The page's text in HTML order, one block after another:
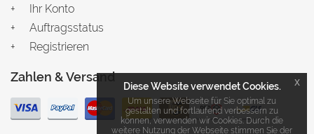
Ihr Konto
Auftragsstatus
Registrieren
Zahlen & Versand
Diese Website verwendet Cookies.
Um unsere Webseite für Sie optimal zu
gestalten und fortlaufend verbessern zu
können, verwenden wir Cookies. Durch die
weitere Nutzung der Webseite stimmen Sie der
x